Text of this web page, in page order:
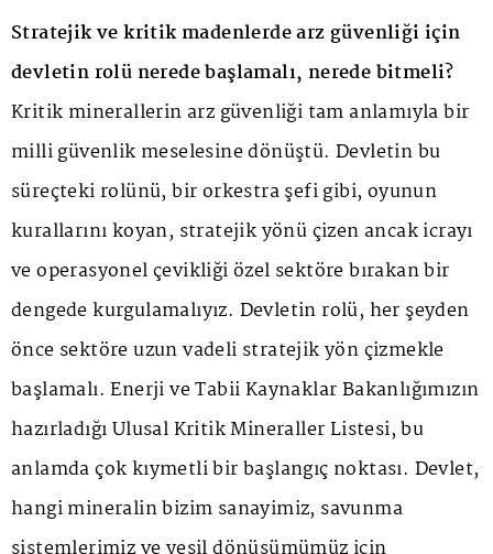
Stratejik ve kritik madenlerde arz güvenliği için
devletin rolü nerede başlamalı, nerede bitmeli?
Kritik minerallerin arz güvenliği tam anlamıyla bir
milli güvenlik meselesine dönüştü. Devletin bu
süreçteki rolünü, bir orkestra şefi gibi, oyunun
kurallarını koyan, stratejik yönü çizen ancak icrayı
ve operasyonel çevikliği özel sektöre bırakan bir
dengede kurgulamalıyız. Devletin rolü, her şeyden
önce sektöre uzun vadeli stratejik yön çizmekle
başlamalı. Enerji ve Tabii Kaynaklar Bakanlığımızın
hazırladığı Ulusal Kritik Mineraller Listesi, bu
anlamda çok kıymetli bir başlangıç noktası. Devlet,
hangi mineralin bizim sanayimiz, savunma